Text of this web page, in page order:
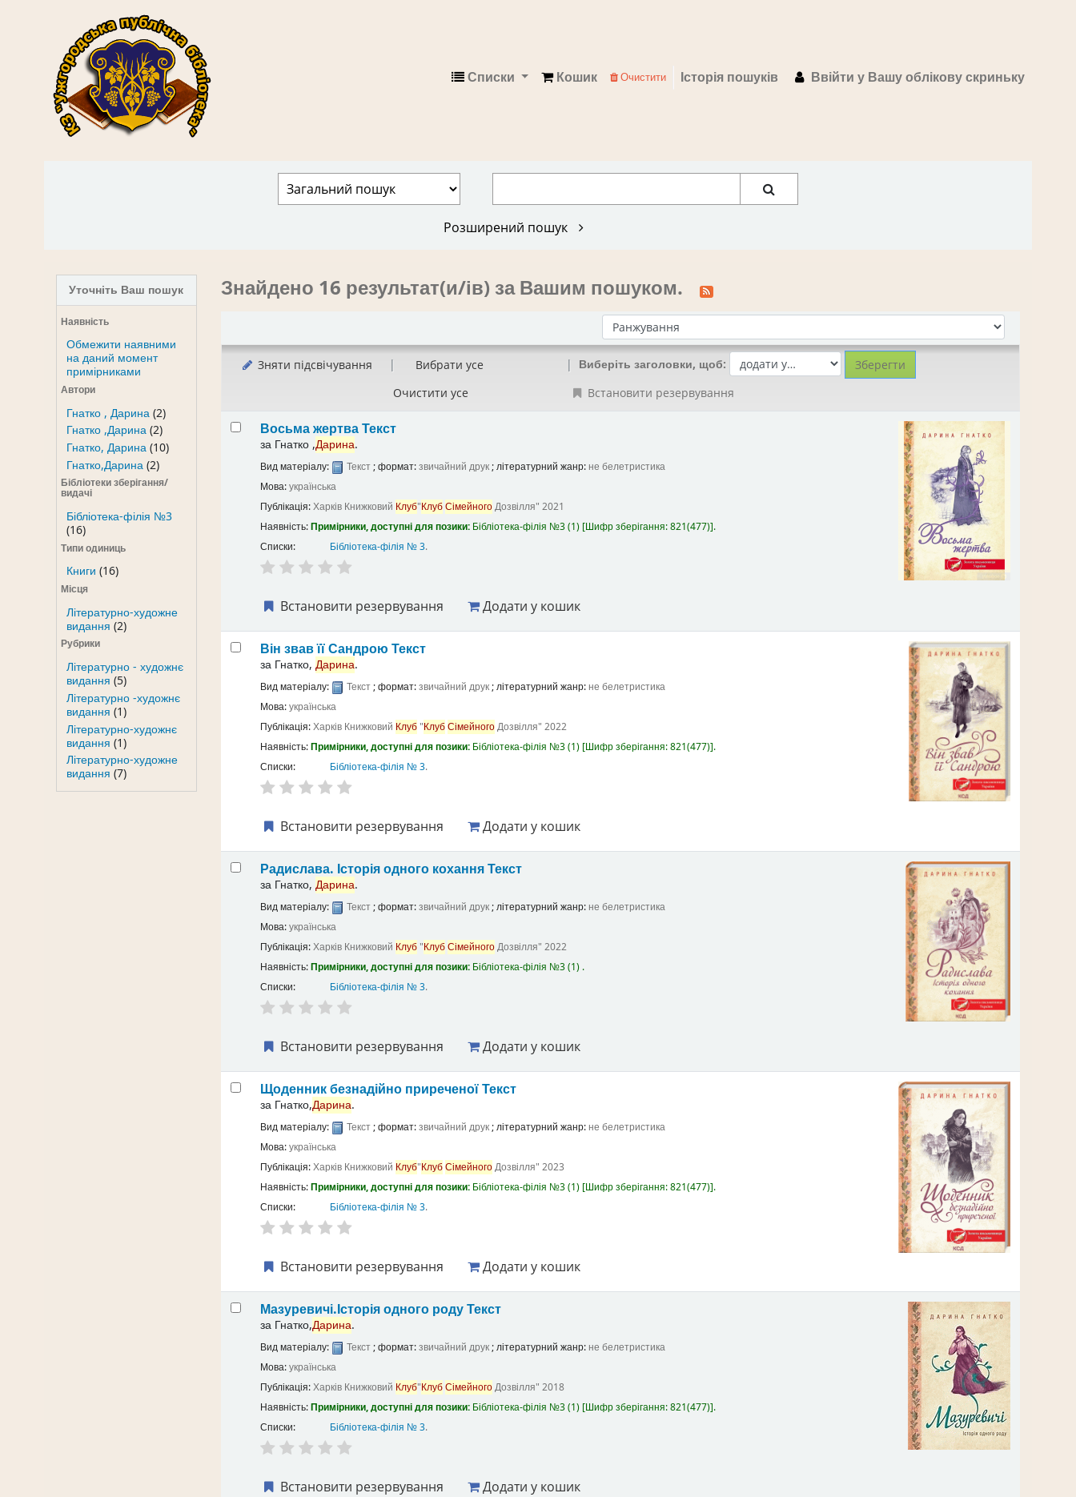
Кошик
Списки Ввійти у Вашу облікову скриньку
Історія пошуків
Очистити
Розширений пошук
Уточніть Ваш пошук
Наявність
Обмежити наявними
на даний момент
примірниками
Автори
Гнатко , Дарина(2)
Гнатко ,Дарина(2)
Гнатко, Дарина(10)
Гнатко,Дарина(2)
Бібліотеки зберігання/
видачі
Бібліотека-філія №3
(16)
Типи одиниць
Книги (16)
Місця
Літературно-художне
видання (2)
Рубрики
Літературно - художнє
видання (5)
Літературно -художнє
видання (1)
Літературно-художнє
видання (1)
Літературно-художне
видання (7)
Знайдено 16 результат(и/ів) за Вашим пошуком.
Сортувати за:
Зняти підсвічування
Вибрати усе
Очистити усе
Виберіть заголовки, щоб:
Встановити резервування
Восьма жертваТекст
за Гнатко ,Дарина.
Вид матеріалу: Текст; формат:звичайний друк; літературний жанр: не белетристика
Мова:українська
Публікація:Харків Книжковий Клуб"КлубСімейногоДозвілля" 2021
Наявність:Примірники, доступні для позики: Бібліотека-філія №3(1) Шифр зберігання:821(477) .
Списки:
Бібліотека-філія № 3.
Встановити резервування Додати у кошик
Він звав її Сандрою Текст
за Гнатко, Дарина.
Вид матеріалу: Текст; формат:звичайний друк; літературний жанр:не белетристика
Мова:українська
Публікація:Харків Книжковий Клуб"КлубСімейногоДозвілля" 2022
Наявність:Примірники, доступні для позики: Бібліотека-філія №3(1) Шифр зберігання:821(477) .
Списки:
Бібліотека-філія № 3.
Встановити резервування Додати у кошик
Радислава. Історія одного коханняТекст
за Гнатко, Дарина.
Вид матеріалу: Текст; формат:звичайний друк; літературний жанр: не белетристика
Мова:українська
Публікація:Харків Книжковий Клуб"КлубСімейногоДозвілля" 2022
Наявність:Примірники, доступні для позики: Бібліотека-філія №3(1) .
Списки:
Бібліотека-філія № 3.
Встановити резервування Додати у кошик
Щоденник безнадійно приреченоїТекст
за Гнатко,Дарина.
Вид матеріалу: Текст; формат:звичайний друк; літературний жанр:не белетристика
Мова:українська
Публікація:Харків Книжковий Клуб"КлубСімейногоДозвілля" 2023
Наявність:Примірники, доступні для позики: Бібліотека-філія №3(1) Шифр зберігання:821(477) .
Списки:
Бібліотека-філія № 3.
Встановити резервування Додати у кошик
Мазуревичі.Історія одного родуТекст
за Гнатко,Дарина.
Вид матеріалу: Текст; формат:звичайний друк; літературний жанр: не белетристика
Мова:українська
Публікація:Харків Книжковий Клуб"КлубСімейногоДозвілля" 2018
Наявність:Примірники, доступні для позики: Бібліотека-філія №3(1) Шифр зберігання:821(477) .
Списки:
Бібліотека-філія № 3.
Встановити резервування Додати у кошик